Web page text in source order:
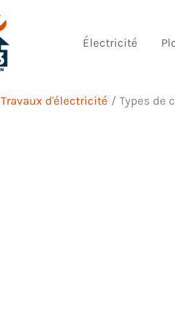
Électricité
Travaux d'électricité Types de